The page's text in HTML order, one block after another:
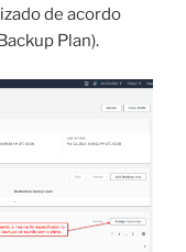
de acordo
Plan).